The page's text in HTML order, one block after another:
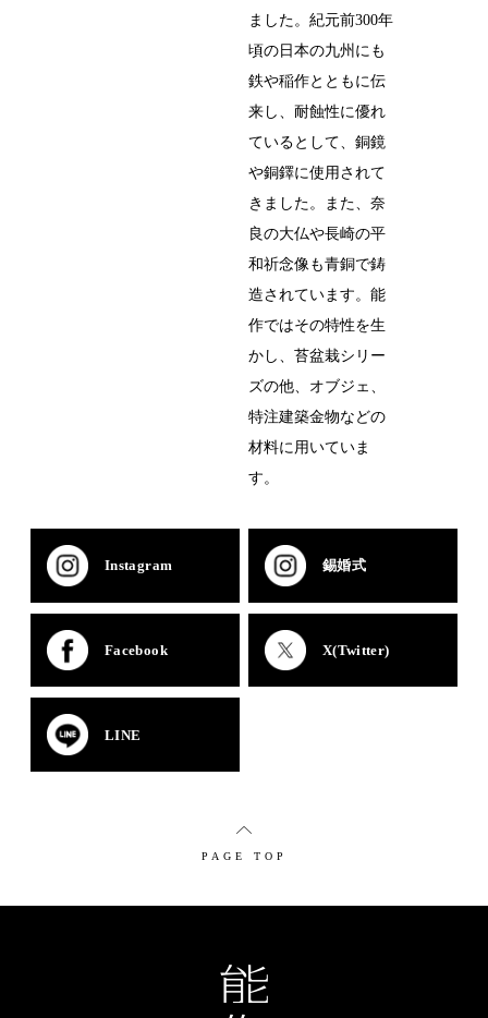
ました。紀元前300年
頃の日本の九州にも
鉄や稲作とともに伝
来し、耐蝕性に優れ
ているとして、銅鏡
や銅鐸に使用されて
きました。また、奈
良の大仏や長崎の平
和祈念像も青銅で鋳
造されています。能
作ではその特性を生
かし、苔盆栽シリー
ズの他、オブジェ、
特注建築金物などの
材料に用いていま
す。
Instagram 錫婚式
Facebook X(Twitter)
LINE
PAGE TOP